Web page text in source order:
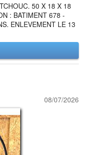
50 X 18 X 18
: BATIMENT 678 -
ENLEVEMENT LE 13
08/07/2026